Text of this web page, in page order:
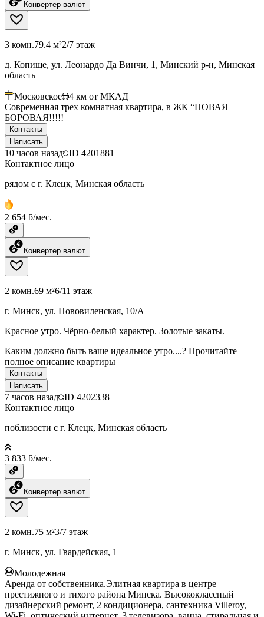
Конвертер валют
3 комн.79.4 м²2/7 этаж
д. Копище, ул. Леонардо Да Винчи, 1, Минский р-н, Минская
область
Московское 4 км от МКАД
Современная трех комнатная квартира, в ЖК “НОВАЯ
БОРОВАЯ!!!!!
Контакты
Написать
10 часов назад ID 4201881
Контактное лицо
рядом с г. Клецк, Минская область
2 654 ƃ/мес.
Конвертер валют
2 комн.69 м²6/11 этаж
г. Минск, ул. Нововиленская, 10/А
Красное утро. Чёрно-белый характер. Золотые закаты.
Каким должно быть ваше идеальное утро....? Прочитайте
полное описание квартиры
Контакты
Написать
7 часов назад ID 4202338
Контактное лицо
поблизости с г. Клецк, Минская область
3 833 ƃ/мес.
Конвертер валют
2 комн.75 м²3/7 этаж
г. Минск, ул. Гвардейская, 1
Молодежная
Аренда от собственника.Элитная квартира в центре
престижного и тихого района Минска. Высококлассный
дизайнерский ремонт, 2 кондиционера, сантехника Villeroy,